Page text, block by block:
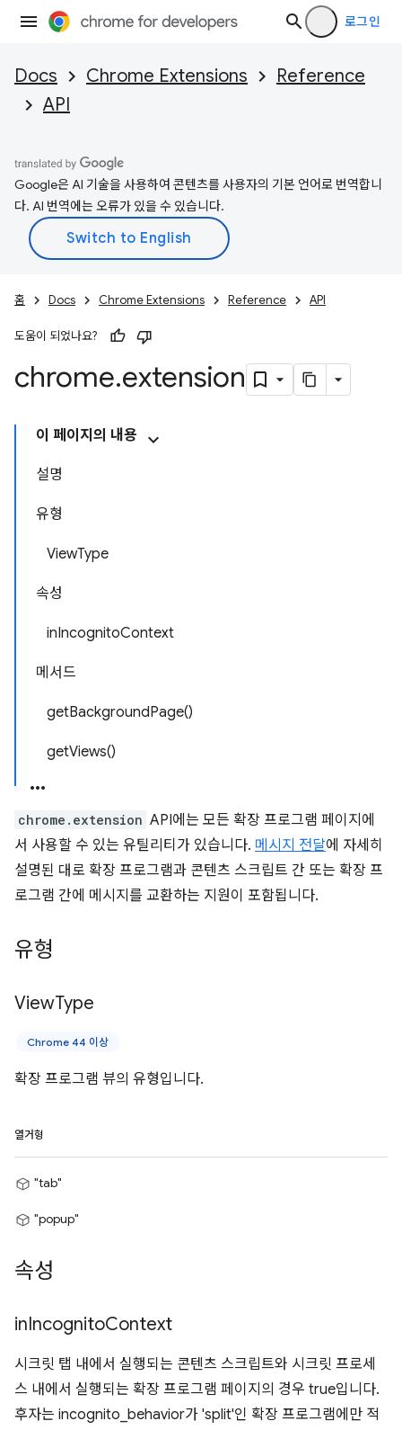
로그인
Docs Chrome Extensions
Reference
API
Google은 AI 기술을 사용하여 콘텐츠를 사용자의 기본 언어로 번역합니
다. AI 번역에는 오류가 있을 수 있습니다.
홈 Docs Chrome Extensions Reference API
도움이 되었나요?
chrome.extension
이 페이지의 내용
설명
유형
ViewType
속성
inIncognitoContext
메서드
getBackgroundPage()
getViews()
chrome.extension API에는 모든 확장 프로그램 페이지에
서 사용할 수 있는 유틸리티가 있습니다. 메시지 전달에 자세히
설명된 대로 확장 프로그램과 콘텐츠 스크립트 간 또는 확장 프
로그램 간에 메시지를 교환하는 지원이 포함됩니다.
유형
ViewType
Chrome 44 이상
확장 프로그램 뷰의 유형입니다.
열거형
"tab"
"popup"
속성
inIncognitoContext
시크릿 탭 내에서 실행되는 콘텐츠 스크립트와 시크릿 프로세
스 내에서 실행되는 확장 프로그램 페이지의 경우 true입니다.
후자는 incognito_behavior가 'split'인 확장 프로그램에만 적